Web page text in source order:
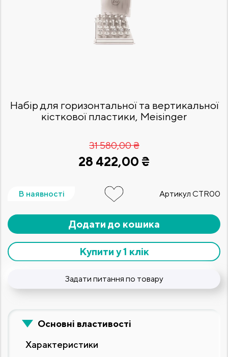
Набір для горизонтальної та вертикальної
кісткової пластики, Meisinger
31 580,00 ₴
28 422,00 ₴
В наявності Артикул CTR00
Додати до кошика
Купити у 1 клік
Задати питання по товару
Основні властивості
Характеристики